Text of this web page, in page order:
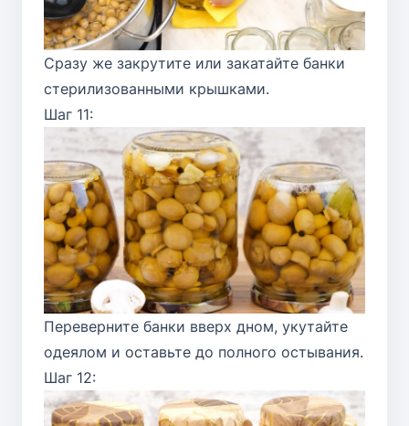
Сразу же закрутите или закатайте банки
стерилизованными крышками.
Шаг 11:
Переверните банки вверх дном, укутайте
одеялом и оставьте до полного остывания.
Шаг 12: